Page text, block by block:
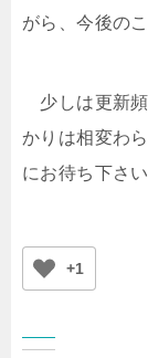
がら、今後の
少しは更新頻
かりは相変わ
にお待ち下さい
+1